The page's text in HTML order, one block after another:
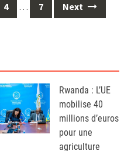
4 … 7 Next
Rwanda : L’UE
mobilise 40
millions d’euros
pour une
agriculture